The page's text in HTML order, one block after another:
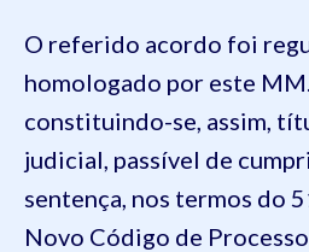
O referido acordo foi
homologado por este
constituindo-se, assim,
judicial, passível de
sentença, nos termos do
Novo Código de